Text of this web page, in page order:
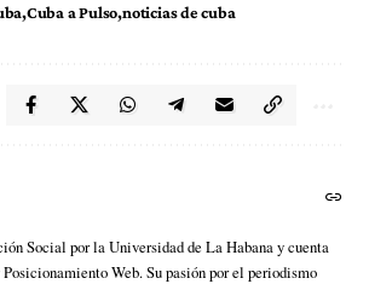
Cuba a Pulso noticias de cuba
Social por la Universidad de La Habana y cuenta
Web. Su pasión por el periodismo